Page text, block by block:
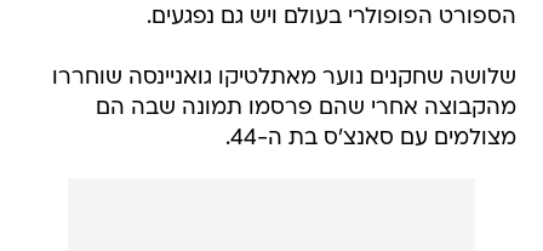
הספורט הפופולרי בעולם ויש גם נפגעים.
שלושה שחקנים נוער מאתלטיקו גואניינסה שוחררו
מהקבוצה אחרי שהם פרסמו תמונה שבה הם
מצולמים עם סאנצ'ס בת ה-44.